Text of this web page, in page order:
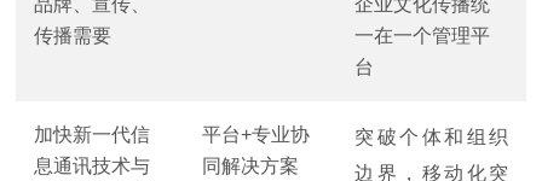
品牌、宣传、
传播需要
企业文化传播统
一在一个管理平
台
加快新一代信
息通讯技术与
平台+专业协
同解决方案
突破个体和组织
边界，移动化突